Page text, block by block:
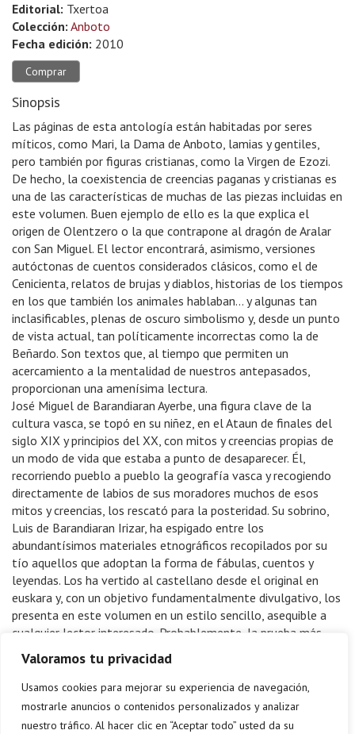
Valoramos tu privacidad
Usamos cookies para mejorar su experiencia de navegación,
mostrarle anuncios o contenidos personalizados y analizar
nuestro tráfico. Al hacer clic en “Aceptar todo” usted da su
Editorial: Txertoa
Colección: Anboto
Fecha edición: 2010
Comprar
Sinopsis
Las páginas de esta antología están habitadas por seres
míticos, como Mari, la Dama de Anboto, lamias y gentiles,
pero también por figuras cristianas, como la Virgen de Ezozi.
De hecho, la coexistencia de creencias paganas y cristianas es
una de las características de muchas de las piezas incluidas en
este volumen. Buen ejemplo de ello es la que explica el
origen de Olentzero o la que contrapone al dragón de Aralar
con San Miguel. El lector encontrará, asimismo, versiones
autóctonas de cuentos considerados clásicos, como el de
Cenicienta, relatos de brujas y diablos, historias de los tiempos
en los que también los animales hablaban… y algunas tan
inclasificables, plenas de oscuro simbolismo y, desde un punto
de vista actual, tan políticamente incorrectas como la de
Beñardo. Son textos que, al tiempo que permiten un
acercamiento a la mentalidad de nuestros antepasados,
proporcionan una amenísima lectura.
José Miguel de Barandiaran Ayerbe, una figura clave de la
cultura vasca, se topó en su niñez, en el Ataun de finales del
siglo XIX y principios del XX, con mitos y creencias propias de
un modo de vida que estaba a punto de desaparecer. Él,
recorriendo pueblo a pueblo la geografía vasca y recogiendo
directamente de labios de sus moradores muchos de esos
mitos y creencias, los rescató para la posteridad. Su sobrino,
Luis de Barandiaran Irizar, ha espigado entre los
abundantísimos materiales etnográficos recopilados por su
tío aquellos que adoptan la forma de fábulas, cuentos y
leyendas. Los ha vertido al castellano desde el original en
euskara y, con un objetivo fundamentalmente divulgativo, los
presenta en este volumen en un estilo sencillo, asequible a
cualquier lector interesado. Probablemente, la prueba más
evidente de lo acertado de su selección y tratamiento de
textos sea que esta Antología de fábulas, cuentos y leyendas
del País Vasco ha alcanzado ya la décima edición, que se
presenta corregida y con un aspecto renovado.